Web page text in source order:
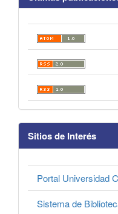
Sitios de Interés
Portal Universidad
Sistema de